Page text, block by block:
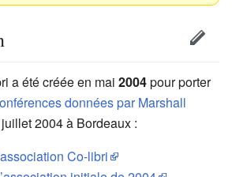
a été créée en mai 2004pour porter
données par Marshall
2004 à Bordeaux :
Co-libri